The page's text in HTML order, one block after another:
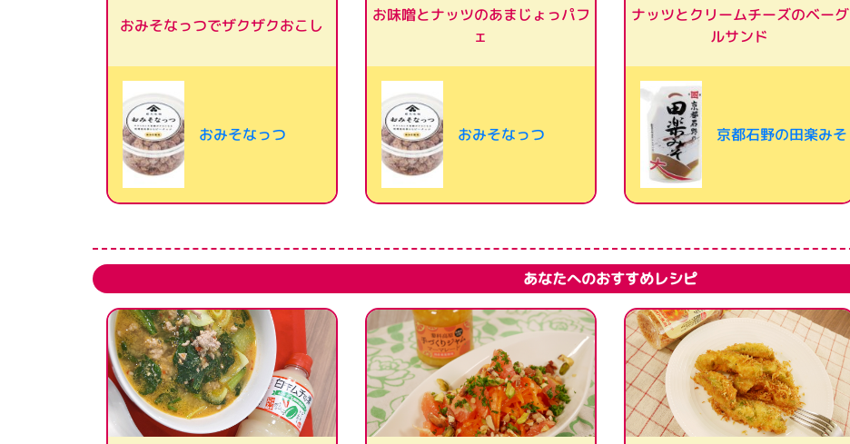
おみそなっつでザクザクおこし
おみそなっつ
お味噌とナッツのあまじょっパフ
ェ
おみそなっつ
ナッツとクリームチーズのベーグ
ルサンド
京都石野の田楽みそ
あなたへのおすすめレシピ